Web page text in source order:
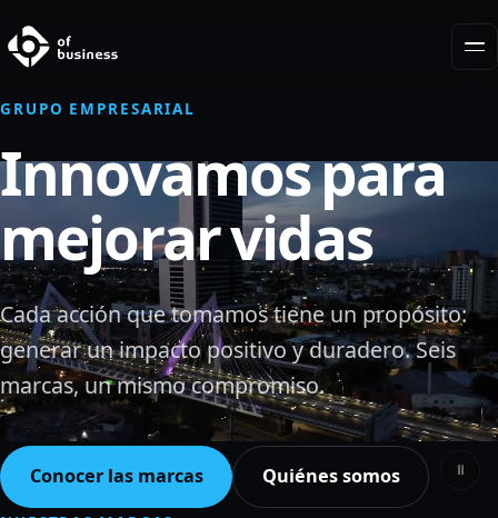
Nosotros
GRUPO EMPRESARIAL
Innovamos para
mejorar vidas
Cada acción que tomamos tiene un propósito:
generar un impacto positivo y duradero. Seis
marcas, un mismo compromiso.
Conocer las marcas Quiénes somos